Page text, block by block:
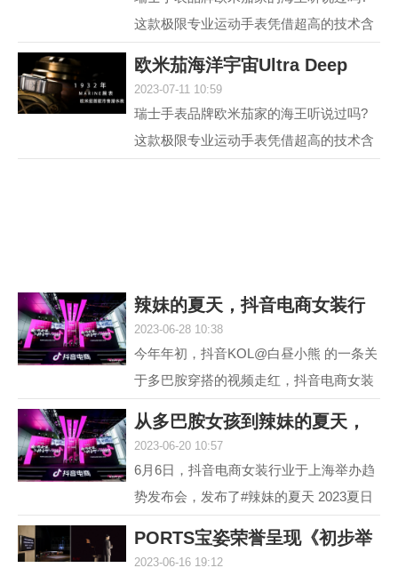
这款极限专业运动手表凭借超高的技术含
议，它就是欧米茄海...
欧米茄海洋宇宙Ultra Deep
2023-07-11 10:59
瑞士手表品牌欧米茄家的海王听说过吗?
这款极限专业运动手表凭借超高的技术含
辣妹的夏天，抖音电商女装行
2023-06-28 10:38
今年年初，抖音KOL@白昼小熊 的一条关
于多巴胺穿搭的视频走红，抖音电商女装
最终，#多巴胺女孩 ...
从多巴胺女孩到辣妹的夏天，
2023-06-20 10:57
6月6日，抖音电商女装行业于上海举办趋
势发布会，发布了#辣妹的夏天 2023夏日
计，截至目前，#辣...
PORTS宝姿荣誉呈现《初步举
2023-06-16 19:12